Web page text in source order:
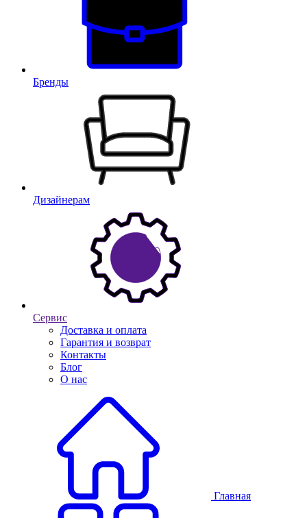
Бренды
Дизайнерам
Сервис
Доставка и оплата
Гарантия и возврат
Контакты
Блог
О нас
Главная